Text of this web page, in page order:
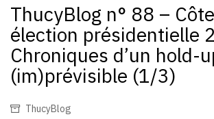
ThucyBlog n° 88 –
élection présidentielle
Chroniques d’un hold-
(im)prévisible (1/3)
ThucyBlog